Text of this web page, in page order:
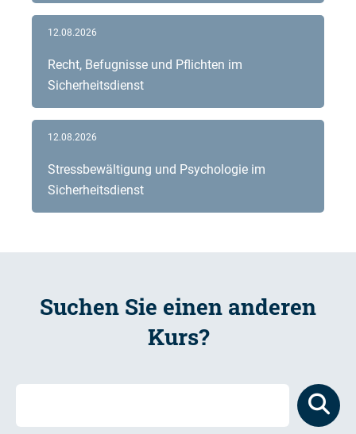
Recht, Befugnisse und Pflichten im
Sicherheitsdienst
12.08.2026
Stressbewältigung und Psychologie im
Sicherheitsdienst
12.08.2026
Suchen Sie einen anderen
Kurs?